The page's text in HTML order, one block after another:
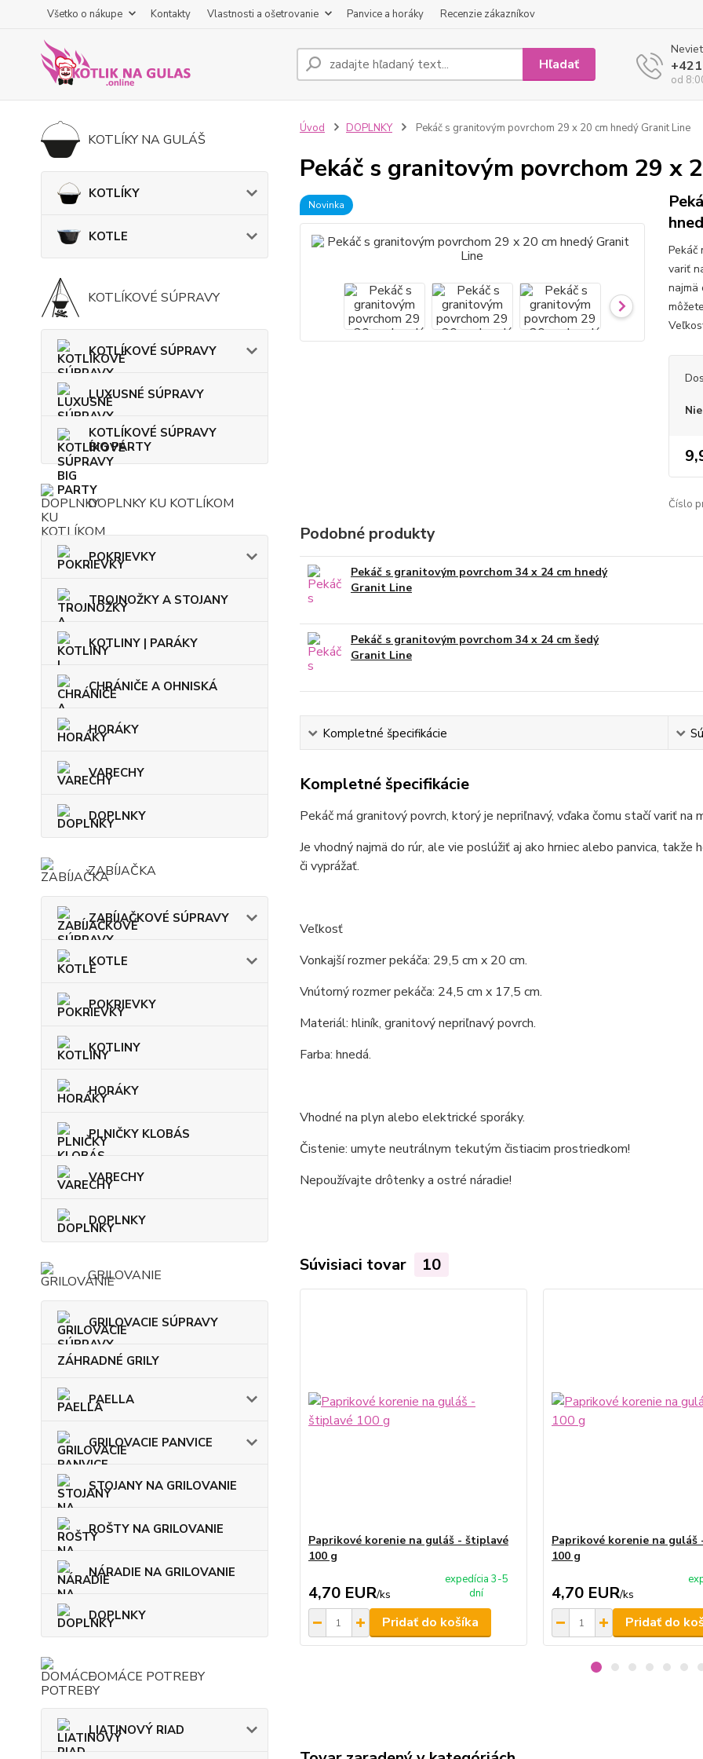
Všetko o nákupe Kontakty Vlastnosti a ošetrovanie Panvice a horáky Recenzie zákazníkov
Hľadať
od
KOTLÍKY NA GULÁŠ
KOTLÍKY
KOTLE
KOTLÍKOVÉ SÚPRAVY
KOTLÍKOVÉ SÚPRAVY
LUXUSNÉ SÚPRAVY
KOTLÍKOVÉ SÚPRAVY
BIG PARTY
DOPLNKY KU KOTLÍKOM
POKRIEVKY
TROJNOŽKY A STOJANY
KOTLINY | PARÁKY
CHRÁNIČE A OHNISKÁ
HORÁKY
VARECHY
DOPLNKY
ZABÍJAČKA
ZABÍJAČKOVÉ SÚPRAVY
KOTLE
POKRIEVKY
KOTLINY
HORÁKY
PLNIČKY KLOBÁS
VARECHY
DOPLNKY
GRILOVANIE
GRILOVACIE SÚPRAVY
ZÁHRADNÉ GRILY
PAELLA
GRILOVACIE PANVICE
STOJANY NA GRILOVANIE
ROŠTY NA GRILOVANIE
NÁRADIE NA GRILOVANIE
DOPLNKY
DOMÁCE POTREBY
LIATINOVÝ RIAD
Úvod DOPLNKY Pekáč s granitovým povrchom 29 x 20 cm hnedý Granit Line
Pekáč s granitovým povrchom 29 x
Novinka
Pekáč
variť
najmä
Číslo
Podobné produkty
Pekáč s granitovým povrchom 34 x 24 cm hnedý
Granit Line
Pekáč s granitovým povrchom 34 x 24 cm šedý
Granit Line
Kompletné špecifikácie
Kompletné špecifikácie
Pekáč má granitový povrch, ktorý je nepriľnavý, vďaka čomu stačí variť
Je vhodný najmä do rúr, ale vie poslúžiť aj ako hrniec alebo panvica,
či vyprážať.
Veľkosť
Vonkajší rozmer pekáča: 29,5 cm x 20 cm.
Vnútorný rozmer pekáča: 24,5 cm x 17,5 cm.
Materiál: hliník, granitový nepriľnavý povrch.
Farba: hnedá.
Vhodné na plyn alebo elektrické sporáky.
Čistenie: umyte neutrálnym tekutým čistiacim prostriedkom!
Nepoužívajte drôtenky a ostré náradie!
Súvisiaci tovar 10
Paprikové korenie na guláš - štiplavé
100 g
4,70 EUR/ks
expedícia 3-5
dní
Pridať do košíka
Paprikové korenie na guláš
100 g
4,70 EUR/ks
Pridať do